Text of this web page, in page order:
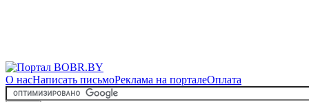
О насНаписать письмоРеклама на порталеОплата